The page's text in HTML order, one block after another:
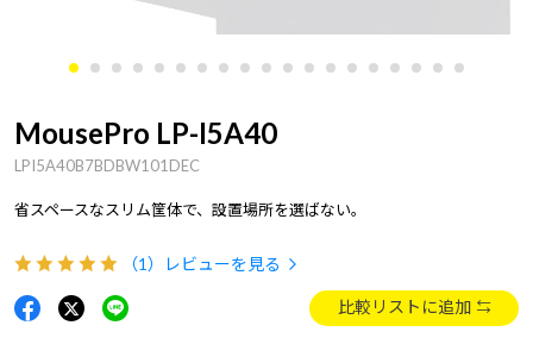
MousePro LP-I5A40
LPI5A40B7BDBW101DEC
省スペースなスリム筐体で、設置場所を選ばない。
（1） レビューを見る
比較リストに追加